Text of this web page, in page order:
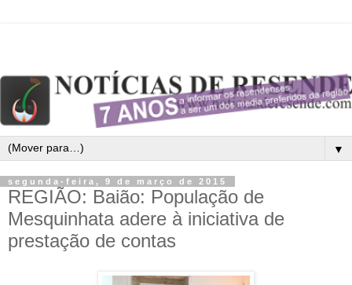
▼
segunda-feira, 9 de março de 2015
REGIÃO: Baião: População de
Mesquinhata adere à iniciativa de
prestação de contas